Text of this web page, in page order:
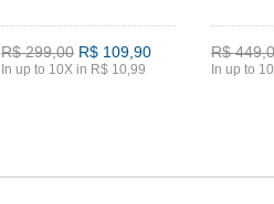
R$ 299,00 R$ 109,90
In up to 10X in R$ 10,99
R$
In up to